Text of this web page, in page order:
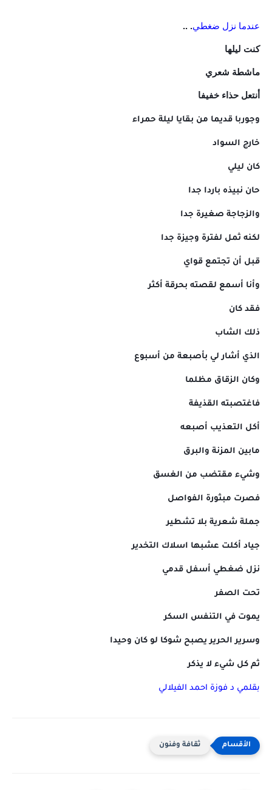
عندما نزل ضغطي. ..
كنت ليلها
ماشطة شعري
أنتعل حذاء خفيفا
وجوربا قديما من بقايا ليلة حمراء
خارج السواد
كان ليلي
حان نبيذه باردا جدا
والزجاجة صغيرة جدا
لكنه ثمل لفترة وجيزة جدا
قبل أن تجتمع قواي
وأنا أسمع لقصته بحرقة أكثر
فقد كان
ذلك الشاب
الذي أشار لي بأصبعة من أسبوع
وكان الزقاق مظلما
فاغتصبته القذيفة
أكل التعذيب أصبعه
مابين المزنة والبرق
وشيء مقتضب من الغسق
فصرت مبثورة الفواصل
جملة شعرية بلا تشطير
جياد أكلت عشبها اسلاك التخدير
نزل ضغطي أسفل قدمي
تحت الصفر
يموت في التنفس السكر
وسرير الحرير يصبح شوكا لو كان وحيدا
ثم كل شيء لا يذكر
بقلمي د فوزة احمد الفيلالي
ثقافة وفنون